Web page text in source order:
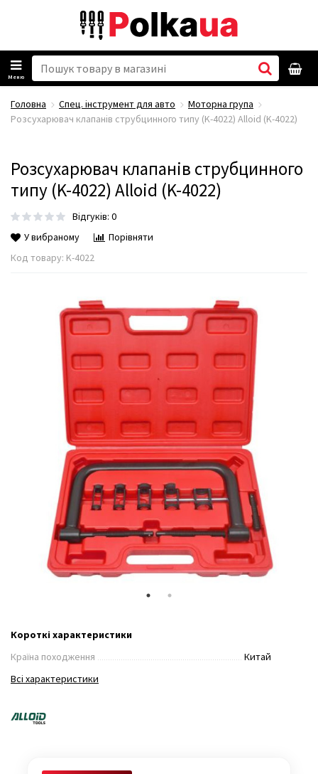
Меню
Головна Спец. інструмент для авто
Моторна група
Розсухарювач клапанів струбцинного типу (K-4022) Alloid (K-4022)
Розсухарювач клапанів струбцинного
типу (K-4022) Alloid (K-4022)
Відгуків: 0
У вибраному
Порівняти
Код товару: K-4022
Короткі характеристики
Країна походження
Китай
Всі характеристики